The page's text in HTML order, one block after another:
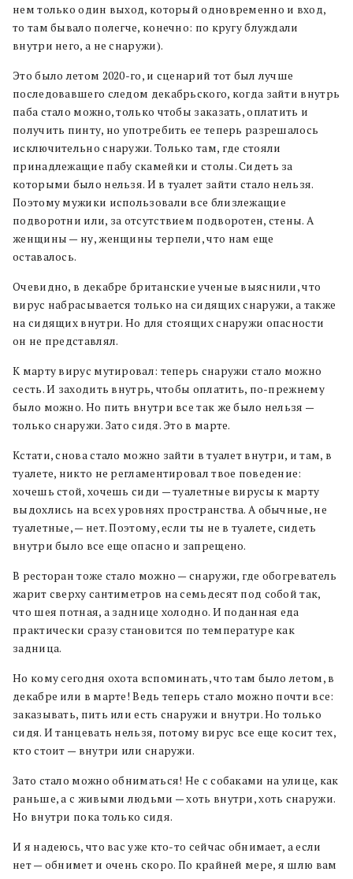
нем только один выход, который одновременно и вход,
то там бывало полегче, конечно: по кругу блуждали
внутри него, а не снаружи).
Это было летом 2020-го, и сценарий тот был лучше
последовавшего следом декабрьского, когда зайти внутрь
паба стало можно, только чтобы заказать, оплатить и
получить пинту, но употребить ее теперь разрешалось
исключительно снаружи. Только там, где стояли
принадлежащие пабу скамейки и столы. Сидеть за
которыми было нельзя. И в туалет зайти стало нельзя.
Поэтому мужики использовали все близлежащие
подворотни или, за отсутствием подворотен, стены. А
женщины — ну, женщины терпели, что нам еще
оставалось.
Очевидно, в декабре британские ученые выяснили, что
вирус набрасывается только на сидящих снаружи, а также
на сидящих внутри. Но для стоящих снаружи опасности
он не представлял.
К марту вирус мутировал: теперь снаружи стало можно
сесть. И заходить внутрь, чтобы оплатить, по-прежнему
было можно. Но пить внутри все так же было нельзя —
только снаружи. Зато сидя. Это в марте.
Кстати, снова стало можно зайти в туалет внутри, и там, в
туалете, никто не регламентировал твое поведение:
хочешь стой, хочешь сиди — туалетные вирусы к марту
выдохлись на всех уровнях пространства. А обычные, не
туалетные, — нет. Поэтому, если ты не в туалете, сидеть
внутри было все еще опасно и запрещено.
В ресторан тоже стало можно — снаружи, где обогреватель
жарит сверху сантиметров на семьдесят под собой так,
что шея потная, а заднице холодно. И поданная еда
практически сразу становится по температуре как
задница.
Но кому сегодня охота вспоминать, что там было летом, в
декабре или в марте! Ведь теперь стало можно почти все:
заказывать, пить или есть снаружи и внутри. Но только
сидя. И танцевать нельзя, потому вирус все еще косит тех,
кто стоит — внутри или снаружи.
Зато стало можно обниматься! Не с собаками на улице, как
раньше, а с живыми людьми — хоть внутри, хоть снаружи.
Но внутри пока только сидя.
И я надеюсь, что вас уже кто-то сейчас обнимает, а если
нет — обнимет и очень скоро. По крайней мере, я шлю вам